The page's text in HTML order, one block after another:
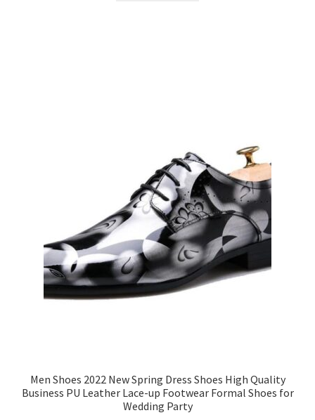
Men Shoes 2022 New Spring Dress Shoes High Quality
Business PU Leather Lace-up Footwear Formal Shoes for
Wedding Party